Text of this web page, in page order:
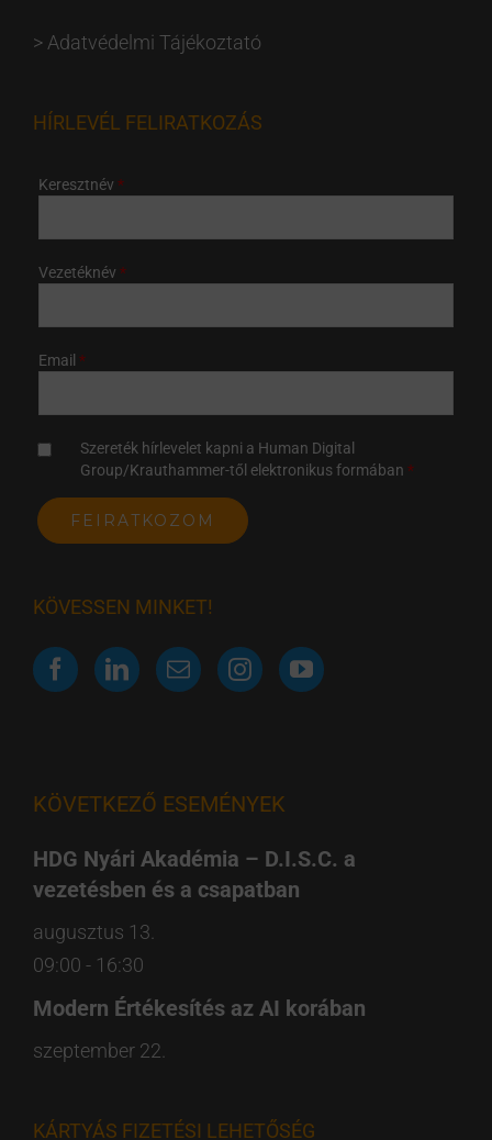
> Adatvédelmi Tájékoztató
HÍRLEVÉL FELIRATKOZÁS
Keresztnév
Vezetéknév
Email
Szereték hírlevelet kapni a Human Digital
Group/Krauthammer-től elektronikus formában
KÖVESSEN MINKET!
KÖVETKEZŐ ESEMÉNYEK
HDG Nyári Akadémia – D.I.S.C. a
vezetésben és a csapatban
augusztus 13.
09:00 - 16:30
Modern Értékesítés az AI korában
szeptember 22.
KÁRTYÁS FIZETÉSI LEHETŐSÉG